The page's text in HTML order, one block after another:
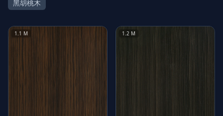
黑胡桃木
1.1 M 1.2 M